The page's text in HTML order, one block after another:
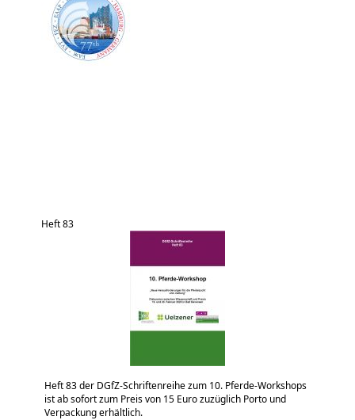
Heft 83
Heft 83 der DGfZ-Schriftenreihe zum 10. Pferde-Workshops
ist ab sofort zum Preis von 15 Euro zuzüglich Porto und
Verpackung erhältlich.